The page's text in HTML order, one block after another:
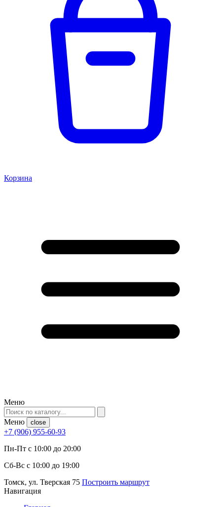
Корзина
Меню
Меню close
+7 (906) 955-60-93
Пн-Пт с 10:00 до 20:00
Сб-Вс с 10:00 до 19:00
Томск, ул. Тверская 75 Построить маршрут
Навигация